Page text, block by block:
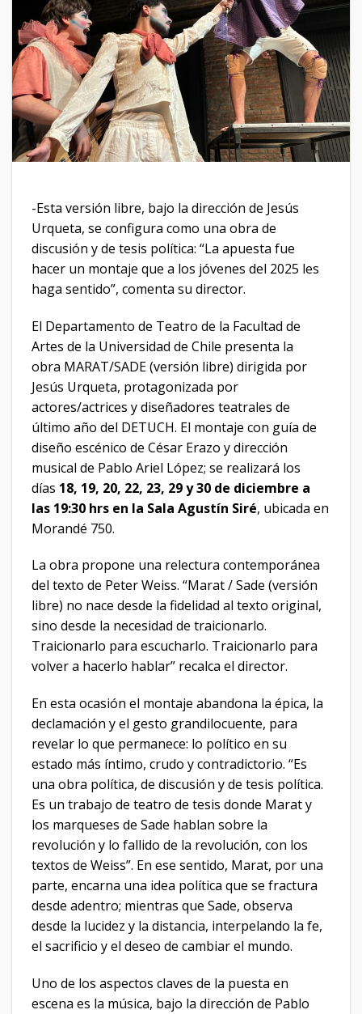
-Esta versión libre, bajo la dirección de Jesús
Urqueta, se configura como una obra de
discusión y de tesis política: “La apuesta fue
hacer un montaje que a los jóvenes del 2025 les
haga sentido”, comenta su director.
El Departamento de Teatro de la Facultad de
Artes de la Universidad de Chile presenta la
obra MARAT/SADE (versión libre) dirigida por
Jesús Urqueta, protagonizada por
actores/actrices y diseñadores teatrales de
último año del DETUCH. El montaje con guía de
diseño escénico de César Erazo y dirección
musical de Pablo Ariel López; se realizará los
días 18, 19, 20, 22, 23, 29 y 30 de diciembre a
las 19:30 hrs en la Sala Agustín Siré, ubicada en
Morandé 750.
La obra propone una relectura contemporánea
del texto de Peter Weiss. “Marat / Sade (versión
libre) no nace desde la fidelidad al texto original,
sino desde la necesidad de traicionarlo.
Traicionarlo para escucharlo. Traicionarlo para
volver a hacerlo hablar” recalca el director.
En esta ocasión el montaje abandona la épica, la
declamación y el gesto grandilocuente, para
revelar lo que permanece: lo político en su
estado más íntimo, crudo y contradictorio. “Es
una obra política, de discusión y de tesis política.
Es un trabajo de teatro de tesis donde Marat y
los marqueses de Sade hablan sobre la
revolución y lo fallido de la revolución, con los
textos de Weiss”. En ese sentido, Marat, por una
parte, encarna una idea política que se fractura
desde adentro; mientras que Sade, observa
desde la lucidez y la distancia, interpelando la fe,
el sacrificio y el deseo de cambiar el mundo.
Uno de los aspectos claves de la puesta en
escena es la música, bajo la dirección de Pablo